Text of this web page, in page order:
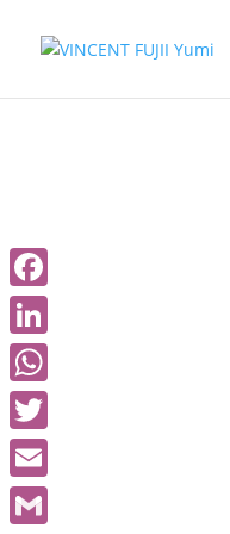
Facebook
LinkedIn
WhatsApp
Twitter
Email